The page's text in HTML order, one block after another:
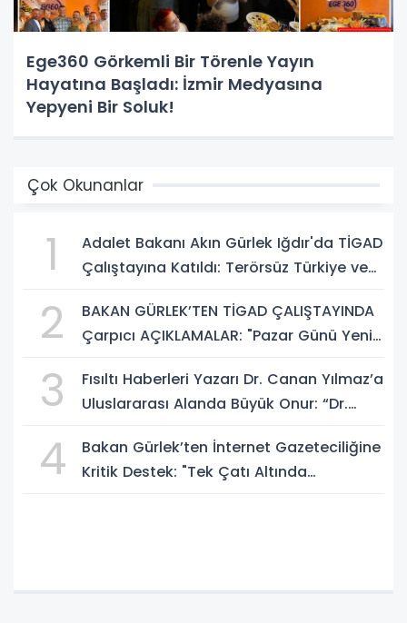
Ege360 Görkemli Bir Törenle Yayın
Hayatına Başladı: İzmir Medyasına
Yepyeni Bir Soluk!
Çok Okunanlar
1
Adalet Bakanı Akın Gürlek Iğdır'da TİGAD
Çalıştayına Katıldı: Terörsüz Türkiye ve
2
BAKAN GÜRLEK’TEN TİGAD ÇALIŞTAYINDA
Çarpıcı AÇIKLAMALAR: "Pazar Günü Yeni
3
Fısıltı Haberleri Yazarı Dr. Canan Yılmaz’a
Uluslararası Alanda Büyük Onur: “Dr.
4
Bakan Gürlek’ten İnternet Gazeteciliğine
Kritik Destek: "Tek Çatı Altında